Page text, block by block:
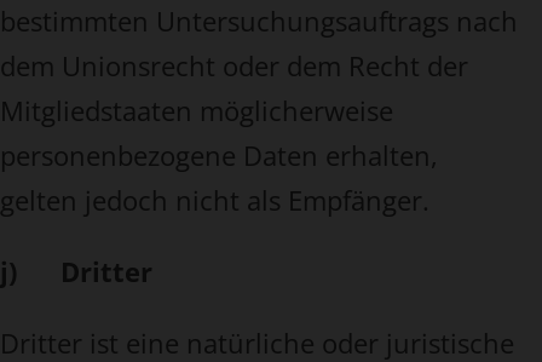
bestimmten Untersuchungsauftrags nach
dem Unionsrecht oder dem Recht der
Mitgliedstaaten möglicherweise
personenbezogene Daten erhalten,
gelten jedoch nicht als Empfänger.
j) Dritter
Dritter ist eine natürliche oder juristische